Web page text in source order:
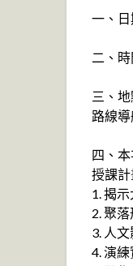
一、日
二、
三、
路線
四、本
授課計
1. 揭
2. 聚
3. 人
4. 演